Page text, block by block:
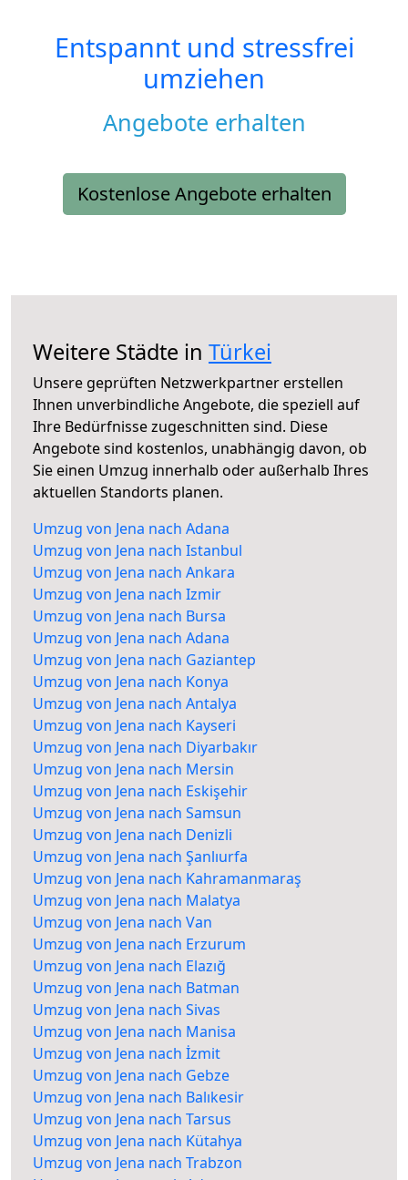
Entspannt und stressfrei
umziehen
Angebote erhalten
Kostenlose Angebote erhalten
Weitere Städte in Türkei
Unsere geprüften Netzwerkpartner erstellen
Ihnen unverbindliche Angebote, die speziell auf
Ihre Bedürfnisse zugeschnitten sind. Diese
Angebote sind kostenlos, unabhängig davon, ob
Sie einen Umzug innerhalb oder außerhalb Ihres
aktuellen Standorts planen.
Umzug von Jena nach Adana
Umzug von Jena nach Istanbul
Umzug von Jena nach Ankara
Umzug von Jena nach Izmir
Umzug von Jena nach Bursa
Umzug von Jena nach Adana
Umzug von Jena nach Gaziantep
Umzug von Jena nach Konya
Umzug von Jena nach Antalya
Umzug von Jena nach Kayseri
Umzug von Jena nach Diyarbakır
Umzug von Jena nach Mersin
Umzug von Jena nach Eskişehir
Umzug von Jena nach Samsun
Umzug von Jena nach Denizli
Umzug von Jena nach Şanlıurfa
Umzug von Jena nach Kahramanmaraş
Umzug von Jena nach Malatya
Umzug von Jena nach Van
Umzug von Jena nach Erzurum
Umzug von Jena nach Elazığ
Umzug von Jena nach Batman
Umzug von Jena nach Sivas
Umzug von Jena nach Manisa
Umzug von Jena nach İzmit
Umzug von Jena nach Gebze
Umzug von Jena nach Balıkesir
Umzug von Jena nach Tarsus
Umzug von Jena nach Kütahya
Umzug von Jena nach Trabzon